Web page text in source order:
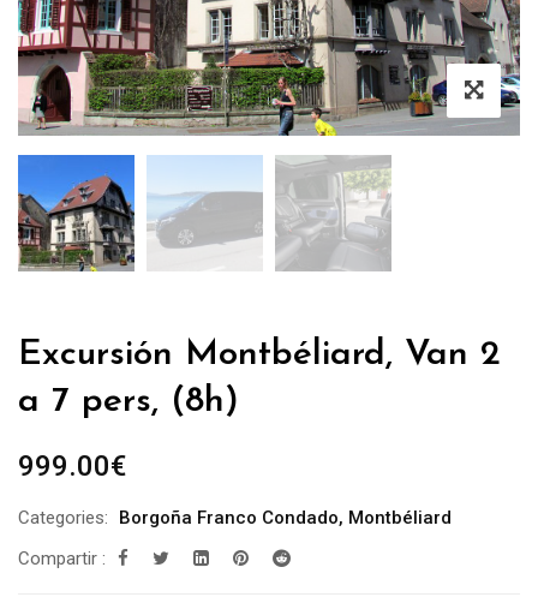
Excursión Montbéliard, Van 2
a 7 pers, (8h)
999.00€
Categories: Borgoña Franco Condado, Montbéliard
Compartir :